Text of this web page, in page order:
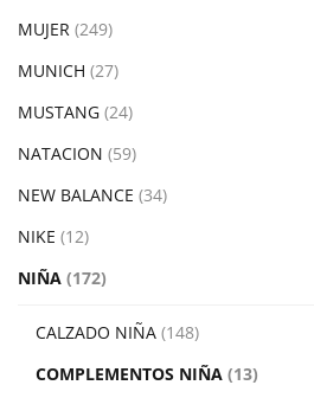
MUJER (249)
MUNICH (27)
MUSTANG (24)
NATACION (59)
NEW BALANCE (34)
NIKE (12)
NIÑA (172)
CALZADO NIÑA (148)
COMPLEMENTOS NIÑA (13)